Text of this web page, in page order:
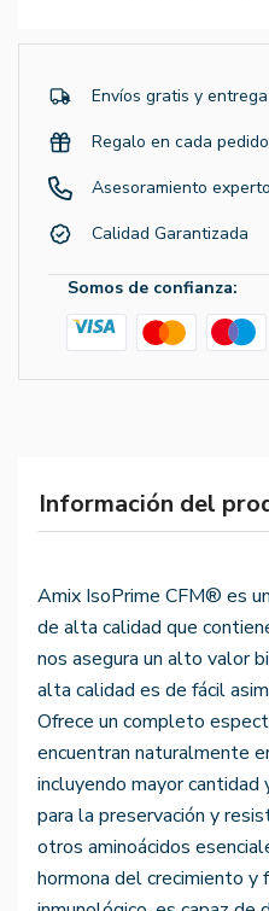
Envíos gratis y
Regalo en cada pedido
Asesoramiento experto
Calidad Garantizada
Somos de confianza:
Información del
Amix IsoPrime CFM® es
de alta calidad que
nos asegura un alto valor
alta calidad es de fácil
Ofrece un completo
encuentran naturalmente
incluyendo mayor
para la preservación y
otros aminoácidos
hormona del crecimiento